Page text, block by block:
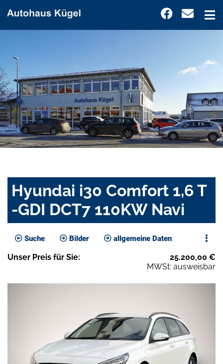
Hyundai i30 Comfort 1,6 T
-GDI DCT7 110KW Navi
Suche Bilder allgemeine Daten
Unser Preis für Sie: 25.200,00 €
MWSt: ausweisbar